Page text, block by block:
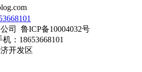
司 鲁ICP备10004032号
：18653668101
开发区